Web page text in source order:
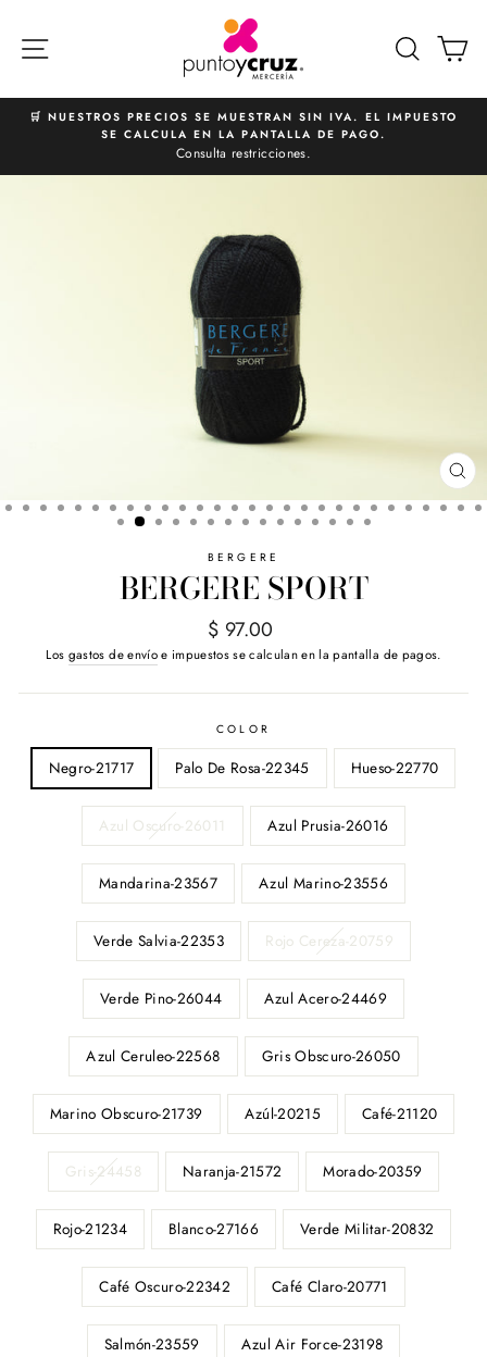
directamente
diapositivas
🛒 NUESTROS PRECIOS SE MUESTRAN SIN IVA. EL IMPUESTO
SE CALCULA EN LA PANTALLA DE PAGO.
Consulta restricciones.
BERGERE
BERGERE SPORT
Precio
habitual
$ 97.00
Los gastos de envíoe impuestos se calculan en la pantalla de pagos.
COLOR
Negro-21717 Palo De Rosa-22345 Hueso-22770
Azul Oscuro-26011 Azul Prusia-26016
Mandarina-23567 Azul Marino-23556
Verde Salvia-22353 Rojo Cereza-20759
Verde Pino-26044 Azul Acero-24469
Azul Ceruleo-22568 Gris Obscuro-26050
Marino Obscuro-21739 Azúl-20215 Café-21120
Gris-24458 Naranja-21572 Morado-20359
Rojo-21234 Blanco-27166 Verde Militar-20832
Café Oscuro-22342 Café Claro-20771
Salmón-23559 Azul Air Force-23198